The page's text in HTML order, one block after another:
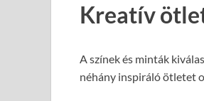
Kreatív
A színek és minták
néhány inspiráló ötletet